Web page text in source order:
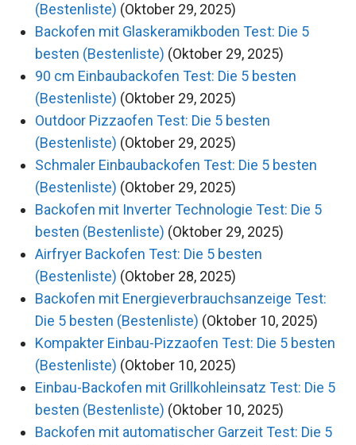
(Bestenliste) (Oktober 29, 2025)
Backofen mit Glaskeramikboden Test: Die 5
besten (Bestenliste) (Oktober 29, 2025)
90 cm Einbaubackofen Test: Die 5 besten
(Bestenliste) (Oktober 29, 2025)
Outdoor Pizzaofen Test: Die 5 besten
(Bestenliste) (Oktober 29, 2025)
Schmaler Einbaubackofen Test: Die 5 besten
(Bestenliste) (Oktober 29, 2025)
Backofen mit Inverter Technologie Test: Die 5
besten (Bestenliste) (Oktober 29, 2025)
Airfryer Backofen Test: Die 5 besten
(Bestenliste) (Oktober 28, 2025)
Backofen mit Energieverbrauchsanzeige Test:
Die 5 besten (Bestenliste) (Oktober 10, 2025)
Kompakter Einbau-Pizzaofen Test: Die 5 besten
(Bestenliste) (Oktober 10, 2025)
Einbau-Backofen mit Grillkohleinsatz Test: Die 5
besten (Bestenliste) (Oktober 10, 2025)
Backofen mit automatischer Garzeit Test: Die 5